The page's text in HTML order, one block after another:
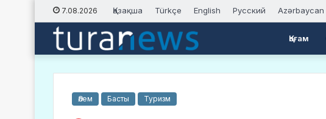
7.08.2026 Қазақша Türkçe English Русский Azərbaycan
Қоғам
Әлем Басты Туризм